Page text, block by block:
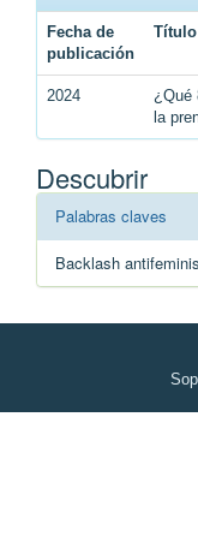
Fecha de
publicación
Título
2024
¿Qué
la
Descubrir
Palabras claves
Backlash